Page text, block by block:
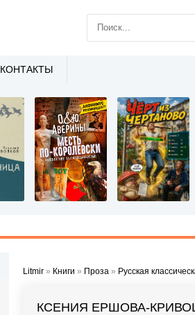
Litmir » Книги » Проза » Русская
КСЕНИЯ ЕРШОВА-
КОНТАКТЫ